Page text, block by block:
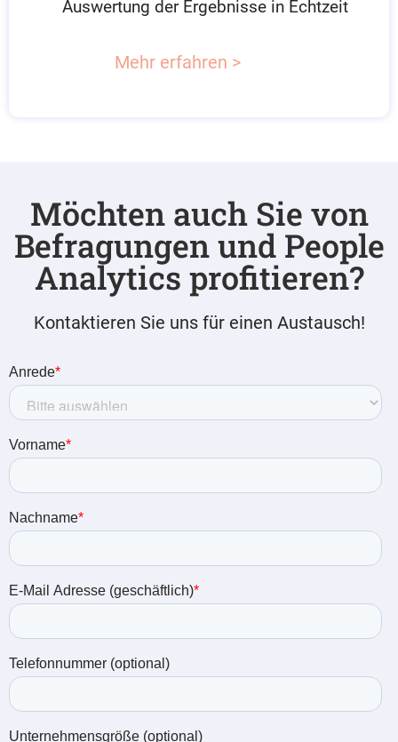
Auswertung der Ergebnisse in Echtzeit
Mehr erfahren
Möchten auch Sie von
Befragungen und People
Analytics profitieren?
Kontaktieren Sie uns für einen Austausch!